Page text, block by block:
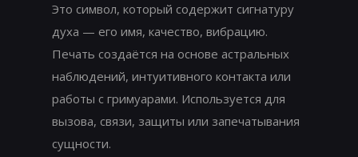
Это символ, который содержит сигнатуру
духа — его имя, качество, вибрацию.
Печать создаётся на основе астральных
наблюдений, интуитивного контакта или
работы с гримуарами. Используется для
вызова, связи, защиты или запечатывания
сущности.